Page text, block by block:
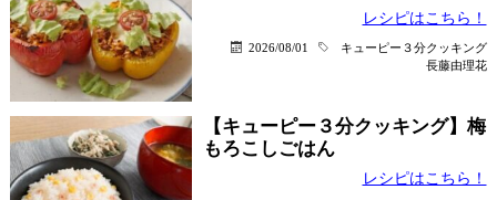
レシピはこちら！
2026/08/01
キューピー３分クッキング
長藤由理花
【キューピー３分クッキング】梅
もろこしごはん
レシピはこちら！